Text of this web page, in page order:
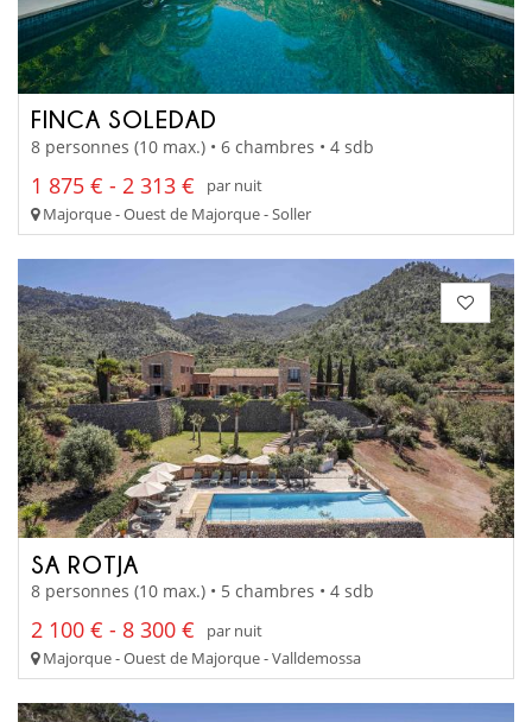
FINCA SOLEDAD
8 personnes (10 max.) • 6 chambres • 4 sdb
1 875 € - 2 313 €
par nuit
Majorque - Ouest de Majorque - Soller
SA ROTJA
8 personnes (10 max.) • 5 chambres • 4 sdb
2 100 € - 8 300 €
par nuit
Majorque - Ouest de Majorque - Valldemossa